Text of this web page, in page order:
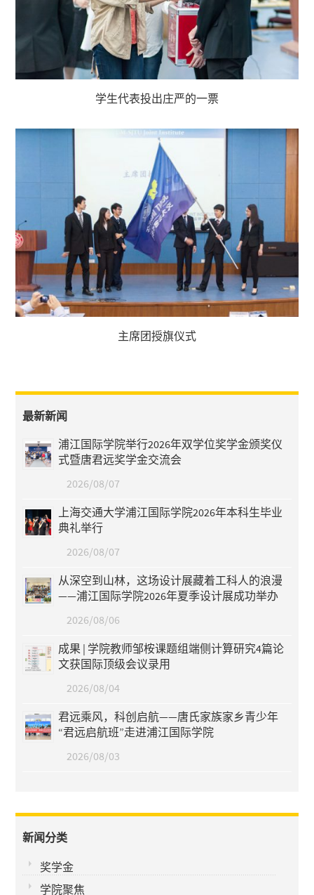
学生代表投出庄严的一票
主席团授旗仪式
最新新闻
浦江国际学院举行2026年双学位奖学金颁奖仪
式暨唐君远奖学金交流会
2026/08/07
上海交通大学浦江国际学院2026年本科生毕业
典礼举行
2026/08/07
从深空到山林，这场设计展藏着工科人的浪漫
——浦江国际学院2026年夏季设计展成功举办
2026/08/06
成果 | 学院教师邹桉课题组端侧计算研究4篇论
文获国际顶级会议录用
2026/08/04
君远乘风，科创启航——唐氏家族家乡青少年
“君远启航班”走进浦江国际学院
2026/08/03
新闻分类
奖学金
学院聚焦